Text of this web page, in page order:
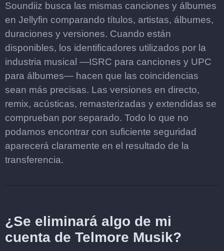
Soundiiz busca las mismas canciones y álbumes
en Jellyfin comparando títulos, artistas, álbumes,
duraciones y versiones. Cuando están
disponibles, los identificadores utilizados por la
industria musical —ISRC para canciones y UPC
para álbumes— hacen que las coincidencias
sean más precisas. Las versiones en directo,
remix, acústicas, remasterizadas y extendidas se
comprueban por separado. Todo lo que no
podamos encontrar con suficiente seguridad
aparecerá claramente en el resultado de la
transferencia.
¿Se eliminará algo de mi
cuenta de Telmore Musik?